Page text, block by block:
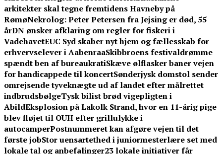
arkitekter skal tegne fremtidens Havneby på
RømøNekrolog: Peter Petersen fra Jejsing er død, 55
årDN ønsker afklaring om regler for fiskeri i
VadehavetEUC Syd skaber nyt hjem og fællesskab for
erhvervselever i AabenraaSkibbroens festivaldrømme
spændt ben af bureaukratiSkæve ølflasker baner vejen
for handicappede til koncertSønderjysk domstol sender
omrejsende tyveknægte ud af landet efter målrettet
indbrudsbølgeTysk bilist brød vigepligten i
AbildEksplosion på Lakolk Strand, hvor en 11-årig pige
blev fløjet til OUH efter grillulykke i
autocamperPostnummeret kan afgøre vejen til det
første jobStor uensartethed i juniormesterlære set med
lokale tal og anbefalinger23 lokale initiativer får